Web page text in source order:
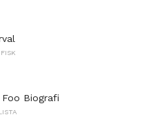
Foo Biografi